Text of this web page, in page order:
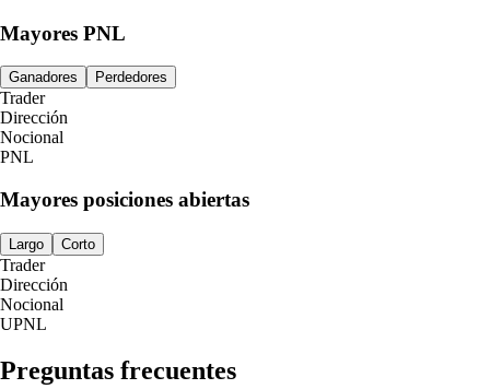
Mayores PNL
Ganadores Perdedores
Trader
Dirección
Nocional
PNL
Mayores posiciones abiertas
Largo Corto
Trader
Dirección
Nocional
UPNL
Preguntas frecuentes